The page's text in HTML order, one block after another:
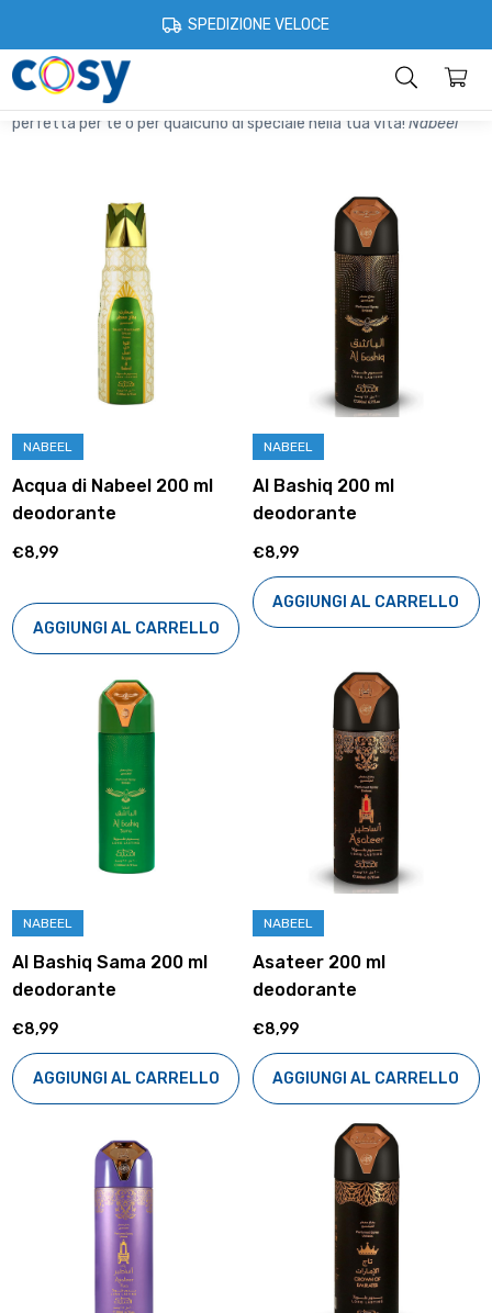
SPEDIZIONE VELOCE
Bellezza e Beauty Nabeel Profumi Arabi
Scopri la nostra collezione di
perfetta per te o per qualcuno di speciale nella tua vita!Nabeel
NABEEL
Acqua di Nabeel 200 ml
deodorante
€8,99
AGGIUNGI AL CARRELLO
NABEEL
Al Bashiq 200 ml
deodorante
€8,99
AGGIUNGI AL CARRELLO
NABEEL
Al Bashiq Sama 200 ml
deodorante
€8,99
AGGIUNGI AL CARRELLO
NABEEL
Asateer 200 ml
deodorante
€8,99
AGGIUNGI AL CARRELLO
Account Contatti Informazioni